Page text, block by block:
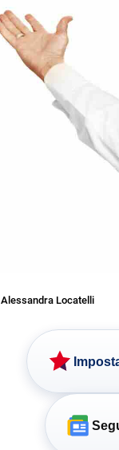
Alessandra Locatelli